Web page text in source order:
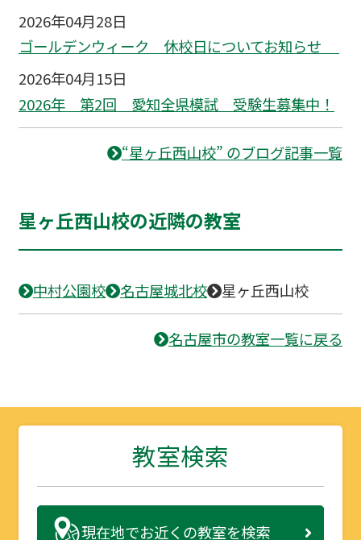
2026年04月28日
ゴールデンウィーク 休校日についてお知らせ
2026年04月15日
2026年 第2回 愛知全県模試 受験生募集中！
“星ヶ丘西山校” のブログ記事一覧
星ヶ丘西山校の近隣の教室
中村公園校 名古屋城北校 星ヶ丘西山校
名古屋市の教室一覧に戻る
教室検索
現在地でお近くの教室を検索